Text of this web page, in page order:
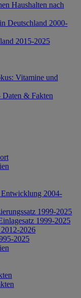
Haushalten nach
Deutschland 2000-
2015-2025
Vitamine und
& Fakten
2004-
1999-2025
1999-2025
2026
2025